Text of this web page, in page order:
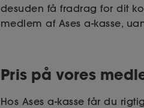
desuden få fradrag for dit
medlem af Ases a-kasse,
Pris på vores
Hos Ases a-kasse får du